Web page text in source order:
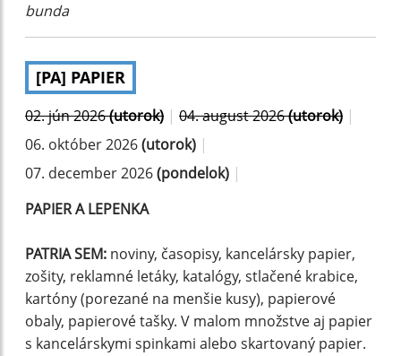
bunda
[PA] PAPIER
02. jún 2026(utorok) | 04. august 2026(utorok) |
06. október 2026(utorok) |
07. december 2026(pondelok) |
PAPIER A LEPENKA
PATRIA SEM: noviny, časopisy, kancelársky papier,
zošity, reklamné letáky, katalógy, stlačené krabice,
kartóny (porezané na menšie kusy), papierové
obaly, papierové tašky. V malom množstve aj papier
s kancelárskymi spinkami alebo skartovaný papier.